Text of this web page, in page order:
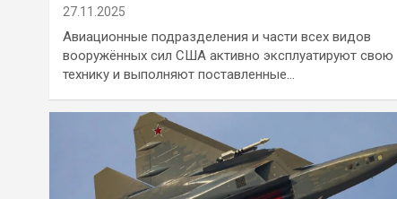
27.11.2025
Авиационные подразделения и части всех видов
вооружённых сил США активно эксплуатируют свою
технику и выполняют поставленные…